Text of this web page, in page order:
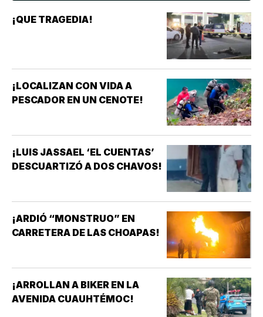
¡QUE TRAGEDIA!
¡LOCALIZAN CON VIDA A
PESCADOR EN UN CENOTE!
¡LUIS JASSAEL ‘EL CUENTAS’
DESCUARTIZÓ A DOS CHAVOS!
¡ARDIÓ “MONSTRUO” EN
CARRETERA DE LAS CHOAPAS!
¡ARROLLAN A BIKER EN LA
AVENIDA CUAUHTÉMOC!